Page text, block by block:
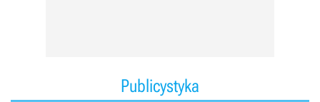
Publicystyka